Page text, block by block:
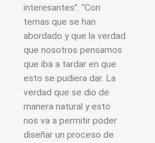
interesantes”. “Con
temas que se han
abordado y que la verdad
que nosotros pensamos
que iba a tardar en que
esto se pudiera dar. La
verdad que se dio de
manera natural y esto
nos va a permitir poder
diseñar un proceso de